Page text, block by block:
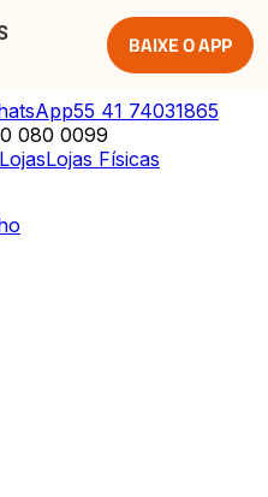
BAIXE O APP
55 41 74031865
080 0099
LojasLojas Físicas